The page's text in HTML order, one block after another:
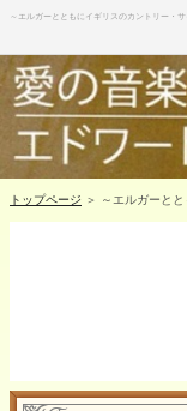
～エルガーとともにイギリスのカントリー・サ
ホーム
RSS購読
サイトマップ
トップページ ＞ ～エルガーと